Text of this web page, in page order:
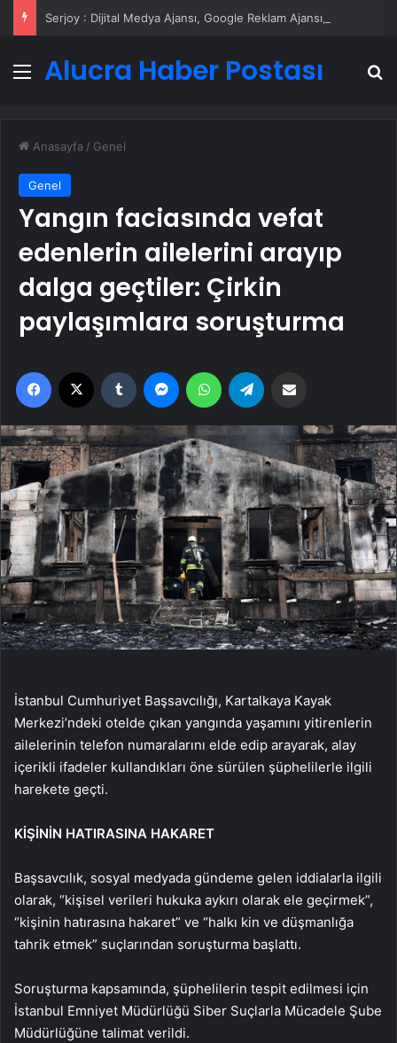
MenüAlucra Haber Postası
Anasayfa / Genel
Genel
Yangın faciasında vefat
edenlerin ailelerini arayıp
dalga geçtiler: Çirkin
paylaşımlara soruşturma
Facebook Tumblr MessengerWhatsApp
İstanbul Cumhuriyet Başsavcılığı, Kartalkaya Kayak
Merkezi’ndeki otelde çıkan yangında yaşamını yitirenlerin
ailelerinin telefon numaralarını elde edip arayarak, alay
içerikli ifadeler kullandıkları öne sürülen şüphelilerle ilgili
harekete geçti.
KİŞİNİN HATIRASINA HAKARET
Başsavcılık, sosyal medyada gündeme gelen iddialarla ilgili
olarak, “kişisel verileri hukuka aykırı olarak ele geçirmek”,
“kişinin hatırasına hakaret” ve “halkı kin ve düşmanlığa
tahrik etmek” suçlarından soruşturma başlattı.
Soruşturma kapsamında, şüphelilerin tespit edilmesi için
İstanbul Emniyet Müdürlüğü Siber Suçlarla Mücadele Şube
Müdürlüğüne talimat verildi.